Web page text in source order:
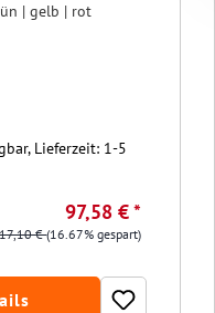
| gelb | rot
Lieferzeit: 1-5
97,58 € *
€(16.67% gespart)